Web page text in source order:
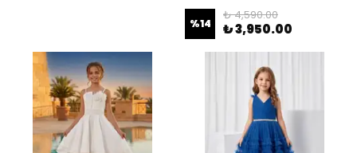
%14
₺ 4,590.00
₺ 3,950.00